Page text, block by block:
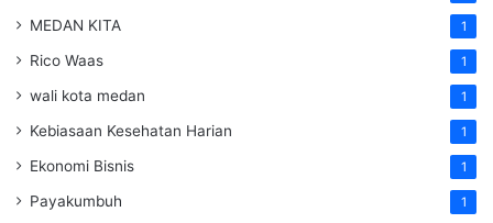
MEDAN KITA 1
Rico Waas 1
wali kota medan 1
Kebiasaan Kesehatan Harian 1
Ekonomi Bisnis 1
Payakumbuh 1